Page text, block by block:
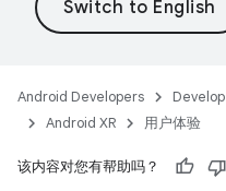
Android Developers Develop
Android XR
用户体验
该内容对您有帮助吗？